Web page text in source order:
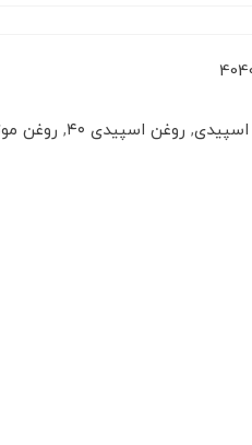
, روغن اسپیدی ۴۰ , روغن